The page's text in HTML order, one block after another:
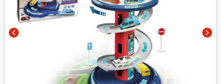
chevron_left chevron_right